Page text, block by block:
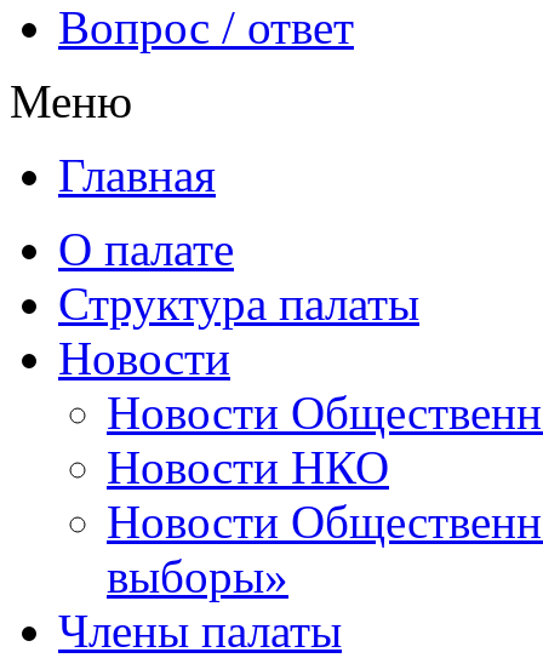
Вопрос / ответ
Меню
Главная
О палате
Структура палаты
Новости
Новости
Новости НКО
Новости
выборы»
Члены палаты